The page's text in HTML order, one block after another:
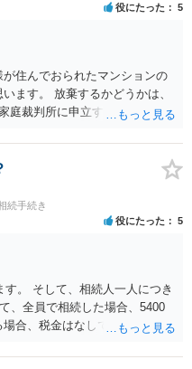
役にたった 5
住んでおられたマンションの
ます。 放棄するかどうかは、
庭裁判所に申立すれば3カ月の
。 銀行やサラ金が数年も放置
借金が発見される可能性はほぼ
棄を検討していた案件で、期間
る過払金など相当な財産が見
ました。
続手続き
役にたった 5
。 そして、相続人一人につき
、全員で相続した場合、5400
合、税金はなしです。 一人が
相続する方が税金はお得です。